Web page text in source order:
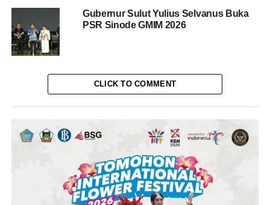
Gubernur Sulut Yulius Selvanus Buka
PSR Sinode GMIM 2026
CLICK TO COMMENT